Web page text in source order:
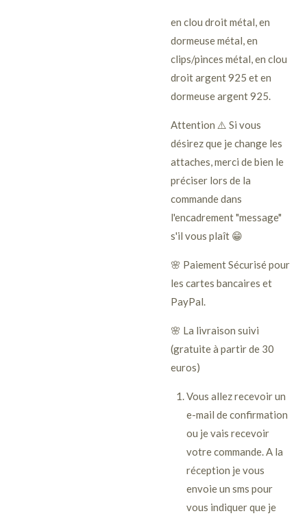
en clou droit métal, en
dormeuse métal, en
clips/pinces métal, en clou
droit argent 925 et en
dormeuse argent 925.
Attention ⚠️ Si vous
désirez que je change les
attaches, merci de bien le
préciser lors de la
commande dans
l'encadrement "message"
s'il vous plaît 😁
🌸 Paiement Sécurisé pour
les cartes bancaires et
PayPal.
🌸 La livraison suivi
(gratuite à partir de 30
euros)
Vous allez recevoir un
e-mail de confirmation
ou je vais recevoir
votre commande. A la
réception je vous
envoie un sms pour
vous indiquer que je